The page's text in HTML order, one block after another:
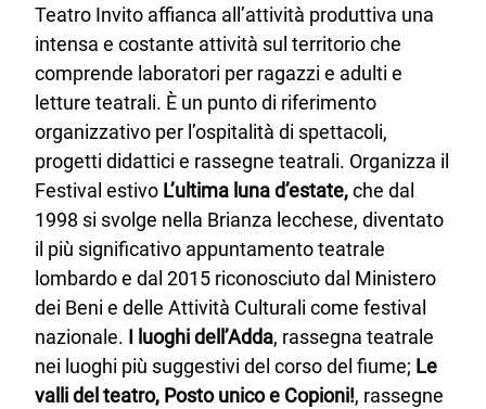
Teatro Invito affianca all’attività produttiva una
intensa e costante attività sul territorio che
comprende laboratori per ragazzi e adulti e
letture teatrali. È un punto di riferimento
organizzativo per l’ospitalità di spettacoli,
progetti didattici e rassegne teatrali. Organizza il
Festival estivo L’ultima luna d’estate,che dal
1998 si svolge nella Brianza lecchese, diventato
il più significativo appuntamento teatrale
lombardo e dal 2015 riconosciuto dal Ministero
dei Beni e delle Attività Culturali come festival
nazionale. I luoghi dell’Adda, rassegna teatrale
nei luoghi più suggestivi del corso del fiume; Le
valli del teatro, Posto unico e Copioni!, rassegne